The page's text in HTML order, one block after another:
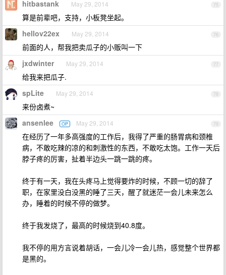
75
hitbastank May 29, 2014
算是前辈吧，支持，小板凳坐起。
76
hellov22ex May 29, 2014
前面的人，帮我把卖瓜子的小贩叫一下
77
jxdwinter May 29, 2014
给我来把瓜子.
78
spLite May 29, 2014
来份卤煮~
79
ansenlee OP May 29, 2014
在经历了一年多高强度的工作后，我得了严重的肠胃病和颈椎
病，不敢吃辣的凉的和刺激性的东西，不敢吃太饱。工作一天后
脖子疼的厉害，扯着半边头一跳一跳的疼。
终于有一天，我在头疼马上觉得要炸的时候，不顾一切的辞了
职，在家里没白没黑的睡了三天，醒了就迷茫一会儿未来怎么
办，睡着的时候不停的做梦。
终于我发烧了，最高的时候烧到40.8度。
我不停的用方言说着胡话，一会儿冷一会儿热，感觉整个世界都
是黑的。